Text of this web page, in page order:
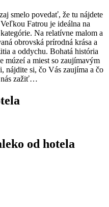
smelo povedať, že tu nájdete
Fatrou je ideálna na
Na relatívne malom a
obrovská prírodná krása a
a oddychu. Bohatá história
múzeí a miest so zaujímavým
nájdite si, čo Vás zaujíma a čo
nás zažiť…
od hotela